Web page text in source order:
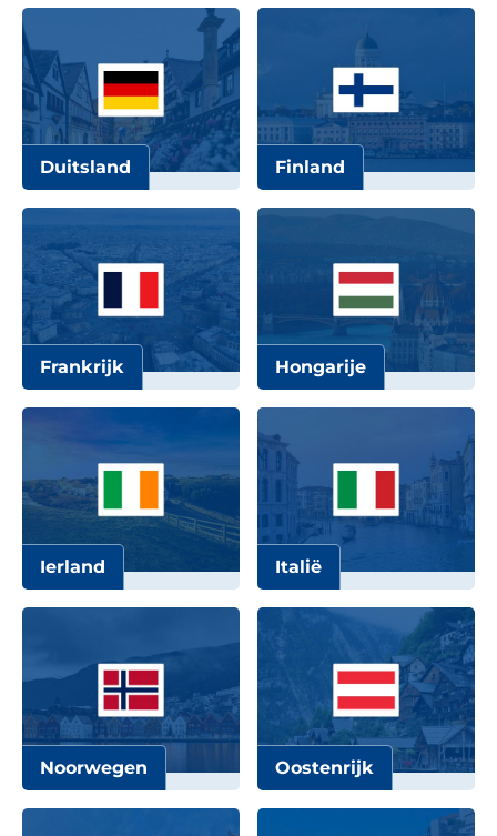
Duitsland Finland
Frankrijk Hongarije
Ierland Italië
Noorwegen Oostenrijk